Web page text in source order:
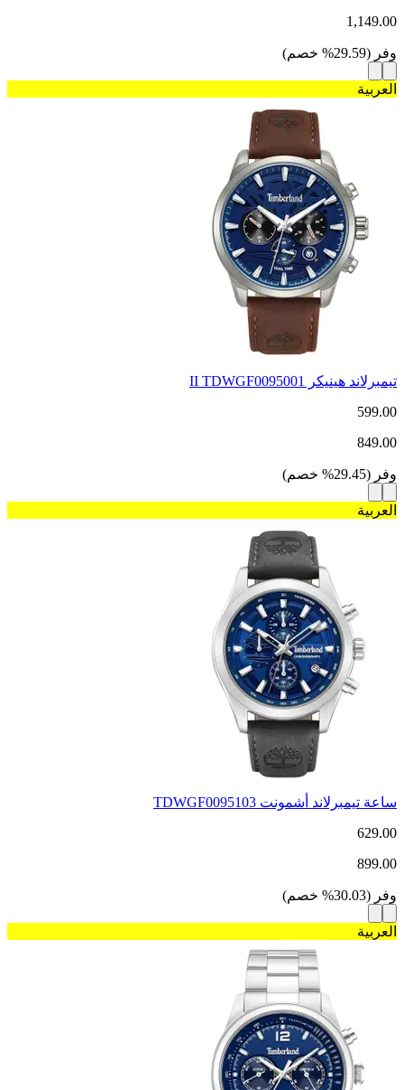
1,149.00
وفر (
29.59
% خصم)
العربية
تيمبرلاند هينيكر II TDWGF0095001
599.00
849.00
وفر (
29.45
% خصم)
العربية
ساعة تيمبرلاند أشمونت TDWGF0095103
629.00
899.00
وفر (
30.03
% خصم)
العربية